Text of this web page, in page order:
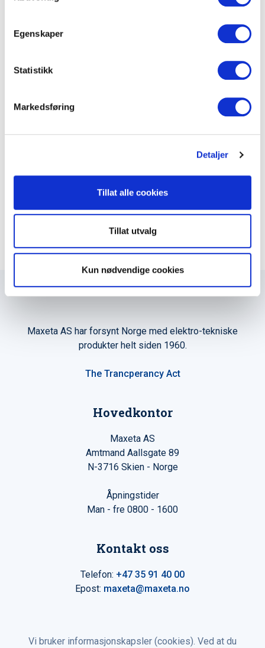
Egenskaper
Statistikk
Markedsføring
Detaljer
Tillat alle cookies
Tillat utvalg
Kun nødvendige cookies
I Maxcombi og Logix 45 sneppes uttakene direkte inn uten
Dokumenter
FDV Dokumentasjon
LEGG TIL I KURV
Maxeta AS har forsynt Norge med elektro-tekniske
produkter helt siden 1960.
The Trancperancy Act
Hovedkontor
Maxeta AS
Amtmand Aallsgate 89
N-3716 Skien - Norge
Åpningstider
Man - fre 0800 - 1600
Kontakt oss
Telefon: +47 35 91 40 00
Epost: maxeta@maxeta.no
Vi bruker informasjonskapsler (cookies). Ved at du